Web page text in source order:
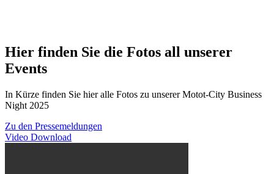
Hier finden Sie die Fotos all unserer
Events
In Kürze finden Sie hier alle Fotos zu unserer Motot-City Business
Night 2025
Zu den Pressemeldungen
Video Download